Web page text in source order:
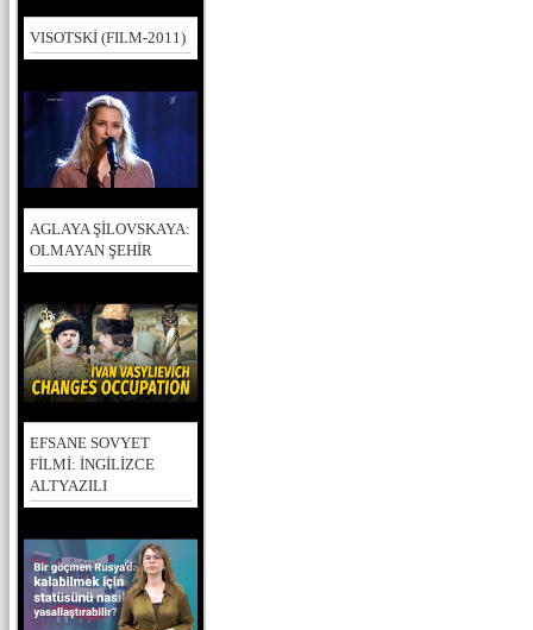
VISOTSKİ (FILM-2011)
AGLAYA ŞİLOVSKAYA:
OLMAYAN ŞEHİR
EFSANE SOVYET
FİLMİ: İNGİLİZCE
ALTYAZILI